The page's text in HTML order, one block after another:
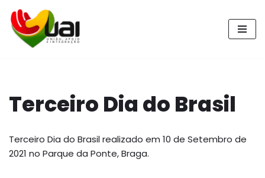
Pular
para
Terceiro Dia do Brasil
Terceiro Dia do Brasil realizado em 10 de Setembro de
2021 no Parque da Ponte, Braga.